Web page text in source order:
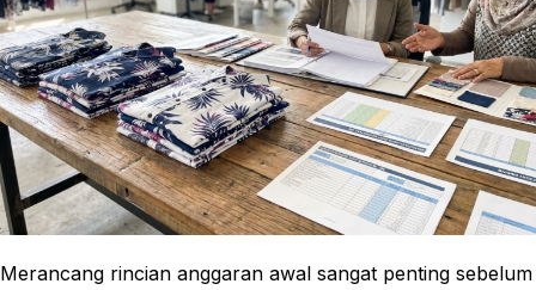
Merancang rincian anggaran awal sangat penting sebelum